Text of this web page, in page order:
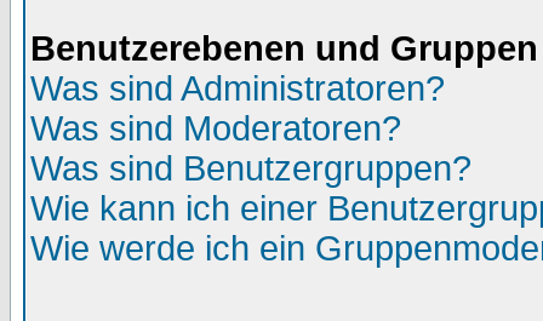
Benutzerebenen und Gruppen
Was sind Administratoren?
Was sind Moderatoren?
Was sind Benutzergruppen?
Wie kann ich einer
Wie werde ich ein